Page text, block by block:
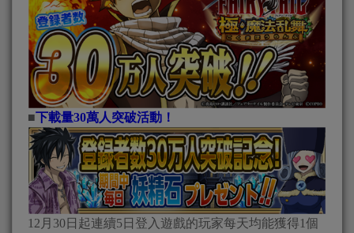
■下載量30萬人突破活動！
12月30日起連續5日登入遊戲的玩家每天均能獲得1個